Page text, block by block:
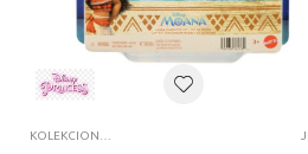
KOLEKCIONARSKE FIGURE I SETOVI